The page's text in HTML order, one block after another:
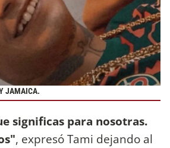
JAMAICA.
significas para nosotras.
, expresó Tami dejando al